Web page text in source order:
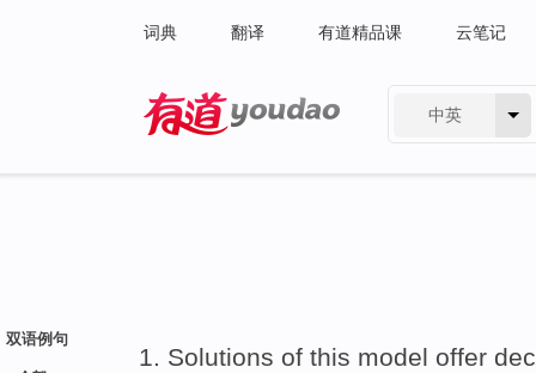
词典 翻译 有道精品课 云笔记
中英
双语例句
Solutions of this model offer